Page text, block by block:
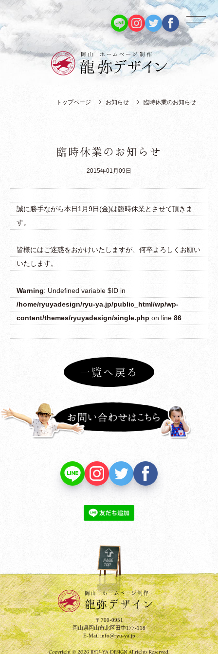
トップページ お知らせ 臨時休業のお知らせ
臨時休業のお知らせ
2015年01月09日
誠に勝手ながら本日1月9日(金)は臨時休業とさせて頂きま
す。
皆様にはご迷惑をおかけいたしますが、何卒よろしくお願い
いたします。
Warning: Undefined variable $ID in
/home/ryuyadesign/ryu-ya.jp/public_html/wp/wp-
content/themes/ryuyadesign/single.php on line 86
一覧へ戻る
岡山 ホームページ制作
龍弥デザイン
〒700-0951
岡山県岡山市北区田中177-118
E-Mailinfo@ryu-ya.jp
トップページ
主な事業内容
制作の流れ
制作料金
関連リンク サイトマップ